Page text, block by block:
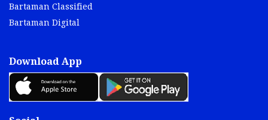
Bartaman Classified
Bartaman Digital
Download App